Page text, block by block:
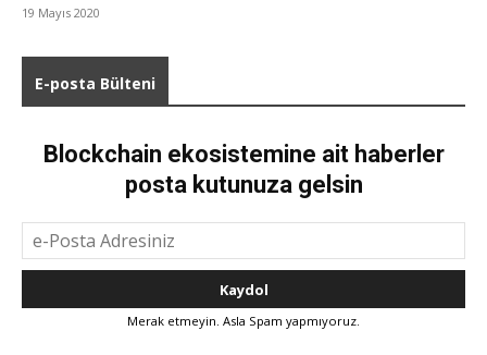
19 Mayıs 2020
E-posta Bülteni
Blockchain ekosistemine ait haberler
posta kutunuza gelsin
Merak etmeyin. Asla Spam yapmıyoruz.